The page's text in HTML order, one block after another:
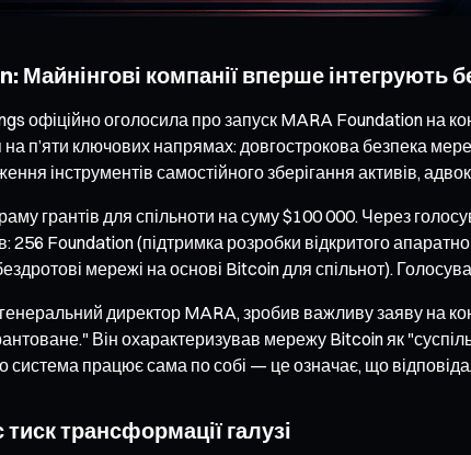
Майнінгові компанії вперше інтегрують
офіційно оголосила про запуск MARA Foundation на
п’яти ключових напрямах: довгострокова безпека
інструментів самостійного зберігання активів,
грантів для спільноти на суму $100 000. Через
256 Foundation (підтримка розробки відкритого
мережі на основі Bitcoin для спільнот).
директор MARA, зробив важливу заяву на
Він охарактеризував мережу Bitcoin як
система працює сама по собі — це означає, що
трансформації галузі